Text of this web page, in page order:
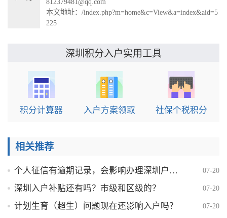
本文地址：/index.php?m=home&c=View&a=index&aid=5
225
深圳积分入户实用工具
积分计算器 入户方案领取 社保个税积分
相关推荐
个人征信有逾期记录，会影响办理深圳户口吗？ 07-20
深圳入户补贴还有吗？市级和区级的？ 07-20
计划生育（超生）问题现在还影响入户吗？ 07-20